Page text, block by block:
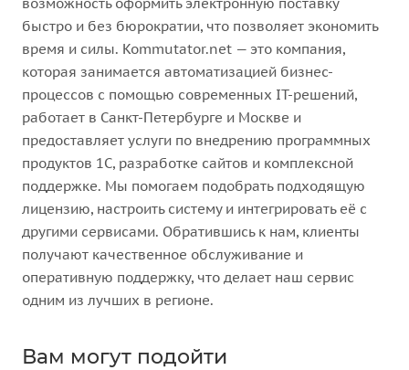
быстро и без бюрократии, что позволяет экономить
время и силы. Kommutator.net — это компания,
которая занимается автоматизацией бизнес-
процессов с помощью современных IT-решений,
работает в Санкт-Петербурге и Москве и
предоставляет услуги по внедрению программных
продуктов 1С, разработке сайтов и комплексной
поддержке. Мы помогаем подобрать подходящую
лицензию, настроить систему и интегрировать её с
другими сервисами. Обратившись к нам, клиенты
получают качественное обслуживание и
оперативную поддержку, что делает наш сервис
одним из лучших в регионе.
Вам могут подойти